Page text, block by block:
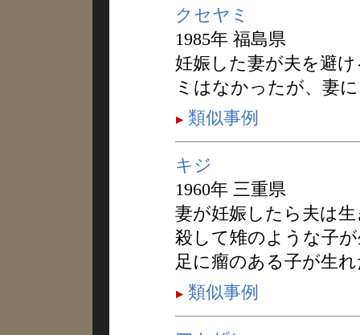
クセヤミ
1985年 福島県
妊娠した妻が夫を避
ミはなかったが、妻
類似事例
キジ
1960年 三重県
妻が妊娠したら夫は
殺して雉のような子
足に瘤のある子が生
類似事例